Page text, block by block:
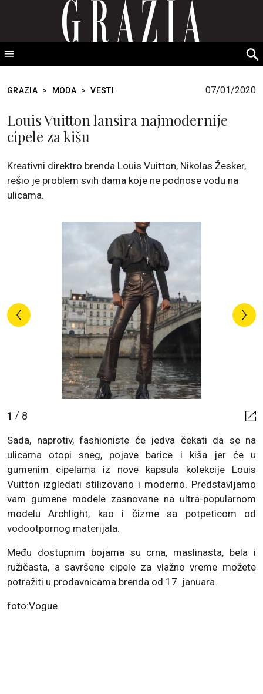
GRAZIA Srbija
GRAZIA > MODA > VESTI 07/01/2020
Louis Vuitton lansira najmodernije
cipele za kišu
Kreativni direktro brenda Louis Vuitton, Nikolas Žesker,
rešio je problem svih dama koje ne podnose vodu na
ulicama.
1 / 8
Sada, naprotiv, fashioniste će jedva čekati da se na
ulicama otopi sneg, pojave barice i kiša jer će u
gumenim cipelama iz nove kapsula kolekcije Louis
Vuitton izgledati stilizovano i moderno. Predstavljamo
vam gumene modele zasnovane na ultra-popularnom
modelu Archlight, kao i čizme sa potpeticom od
vodootpornog materijala.
Među dostupnim bojama su crna, maslinasta, bela i
ružičasta, a savršene cipele za vlažno vreme možete
potražiti u prodavnicama brenda od 17. januara.
foto:Vogue